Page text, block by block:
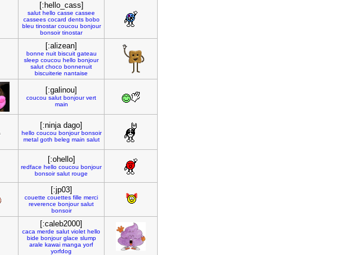
[:hello_cass]
salut hello casse cassee
cassees cocard dents bobo
bleu tinostar coucou bonjour
bonsoir tinostar
[:alizean]
bonne nuit biscuit gateau
sleep coucou hello bonjour
salut choco bonnenuit
biscuiterie nantaise
[:galinou]
coucou salut bonjour vert
main
[:ninja dago]
hello coucou bonjour bonsoir
metal goth beleg main salut
[:ohello]
redface hello coucou bonjour
bonsoir salut rouge
[:jp03]
couette couettes fille merci
reverence bonjour salut
bonsoir
[:caleb2000]
caca merde salut violet hello
bide bonjour glace slump
arale kawai manga yorf
yorfdog